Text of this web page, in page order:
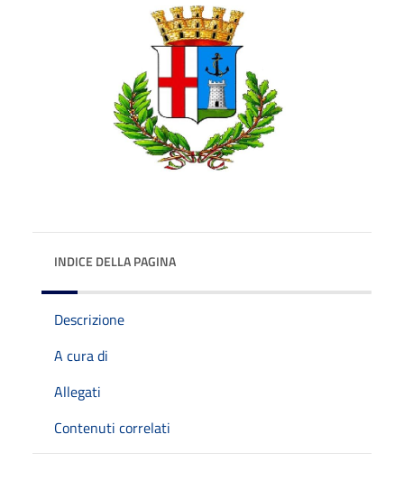
INDICE DELLA PAGINA
Descrizione
A cura di
Allegati
Contenuti correlati